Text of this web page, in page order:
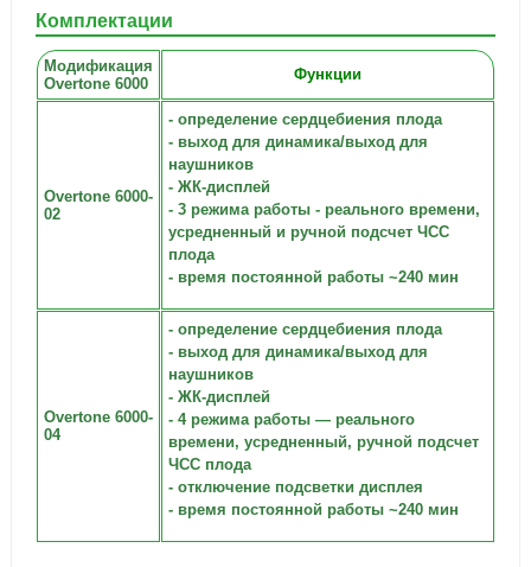
Комплектации
Модификация
Overtone 6000
Функции
Overtone 6000-
02
- определение сердцебиения плода
- выход для динамика/выход для
наушников
- ЖК-дисплей
- 3 режима работы - реального времени,
усредненный и ручной подсчет ЧСС
плода
- время постоянной работы ~240 мин
Overtone 6000-
04
- определение сердцебиения плода
- выход для динамика/выход для
наушников
- ЖК-дисплей
- 4 режима работы — реального
времени, усредненный, ручной подсчет
ЧСС плода
- отключение подсветки дисплея
- время постоянной работы ~240 мин